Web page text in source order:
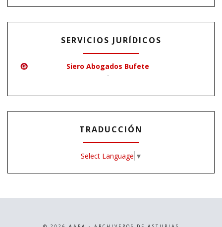
SERVICIOS JURÍDICOS
Siero Abogados Bufete
-
TRADUCCIÓN
Select Language ▼